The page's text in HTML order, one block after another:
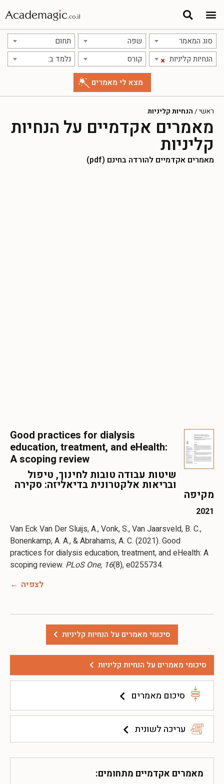
סוג המאמר שפה תחום
× הנחיות קליניות קורס נלמד ב:
סיכומי מאמרים על הנחיות קליניות
סיכום מאמרים
עריכה לשונית
מאמרים אקדמיים מתחומים:
ראשי / הנחיות קליניות
מאמרים אקדמיים על הנחיות
קליניות
מאמרים אקדמיים להורדה בחינם (pdf)
Good practices for dialysis
education, treatment, and eHealth:
A scoping review
שיטות עבודה טובות לחינוך, טיפול
ובריאות אלקטרונית בדיאליזה: סקירה
מקיפה
2021
Van Eck Van Der Sluijs, A., Vonk, S., Van Jaarsveld, B. C.,
Bonenkamp, A. A., & Abrahams, A. C. (2021). Good
practices for dialysis education, treatment, and eHealth: A
scoping review. PLoS One, 16
לצפיה
סיכומי מאמרים על הנחיות קליניות